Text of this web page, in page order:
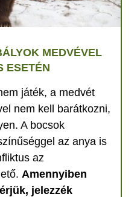
MEDVÉVEL
ESETÉN
játék, a medvét
nem kell barátkozni,
A bocsok
az anya is
az
Amennyiben
jelezzék